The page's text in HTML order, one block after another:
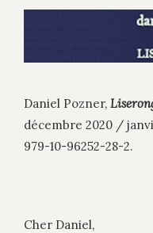
Daniel Pozner,
décembre 2020 /
979-10-96252-28-2.
Cher Daniel,